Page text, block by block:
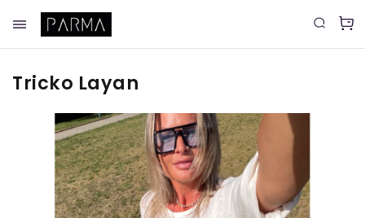
Tricko Layan